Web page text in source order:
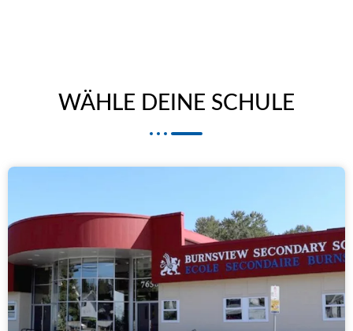
WÄHLE DEINE SCHULE